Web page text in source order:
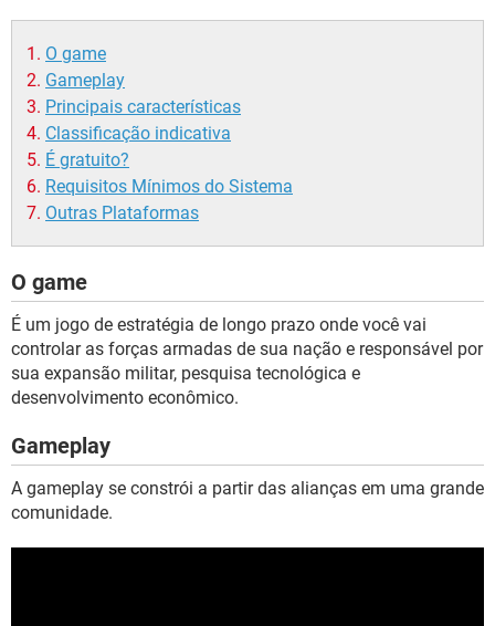
O game
Gameplay
Principais características
Classificação indicativa
É gratuito?
Requisitos Mínimos do Sistema
Outras Plataformas
O game
É um jogo de estratégia de longo prazo onde você vai
controlar as forças armadas de sua nação e responsável por
sua expansão militar, pesquisa tecnológica e
desenvolvimento econômico.
Gameplay
A gameplay se constrói a partir das alianças em uma grande
comunidade.